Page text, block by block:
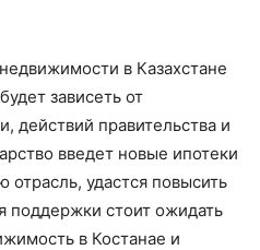
в Казахстане
зависеть от
действий правительства и
введет новые ипотеки
удастся повысить
поддержки стоит ожидать
в Костанае и